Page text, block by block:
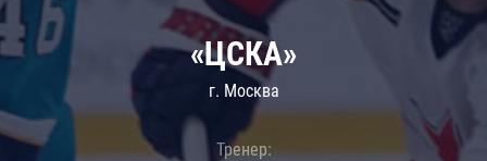
«ЦСКА»
г. Москва
Тренер: